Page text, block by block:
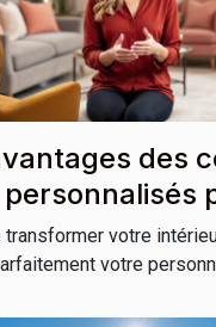
des
habitation
transformer votre
votre